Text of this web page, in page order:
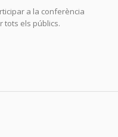
a la conferència
tots els públics.